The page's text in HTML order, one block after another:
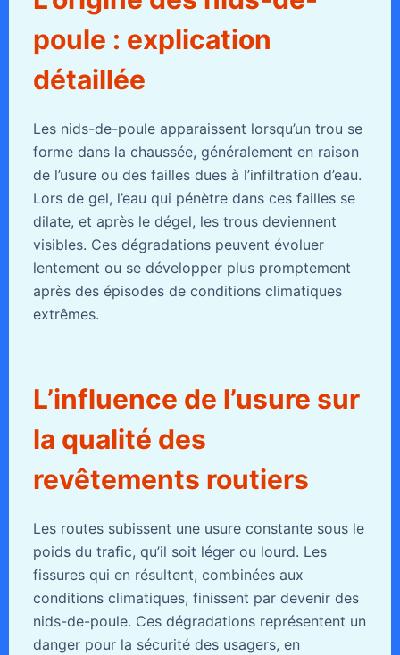
poule : explication
détaillée
Les nids-de-poule apparaissent lorsqu’un trou se
forme dans la chaussée, généralement en raison
de l’usure ou des failles dues à l’infiltration d’eau.
Lors de gel, l’eau qui pénètre dans ces failles se
dilate, et après le dégel, les trous deviennent
visibles. Ces dégradations peuvent évoluer
lentement ou se développer plus promptement
après des épisodes de conditions climatiques
extrêmes.
L’influence de l’usure sur
la qualité des
revêtements routiers
Les routes subissent une usure constante sous le
poids du trafic, qu’il soit léger ou lourd. Les
fissures qui en résultent, combinées aux
conditions climatiques, finissent par devenir des
nids-de-poule. Ces dégradations représentent un
danger pour la sécurité des usagers, en